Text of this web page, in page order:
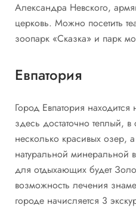
Александра Невского,
церковь. Можно посетить
зоопарк «Сказка» и парк
Евпатория
Город Евпатория
здесь достаточно теплый, в
несколько красивых озер,
натуральной
для отдыхающих будет
возможность лечения
городе начисляется 3